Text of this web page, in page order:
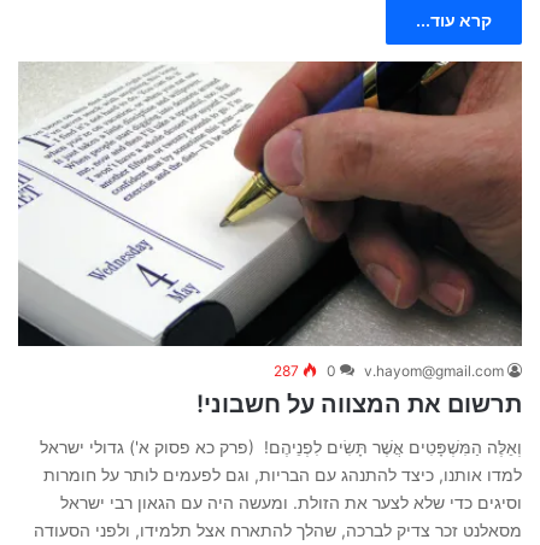
קרא עוד...
v.hayom@gmail.com
0
287
תרשום את המצווה על חשבוני!
וְאֵלֶּה הַמִּשְׁפָּטִים אֲשֶׁר תָּשִׂים לִפְנֵיהֶם! (פרק כא פסוק א') גדולי ישראל
למדו אותנו, כיצד להתנהג עם הבריות, וגם לפעמים לותר על חומרות
וסיגים כדי שלא לצער את הזולת. ומעשה היה עם הגאון רבי ישראל
מסאלנט זכר צדיק לברכה, שהלך להתארח אצל תלמידו, ולפני הסעודה